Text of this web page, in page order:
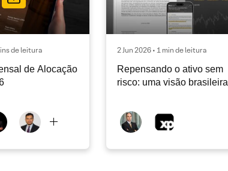
de leitura
de Alocação
2 Jun 2026 • 1 min de leitura
Repensando o ativo sem
risco: uma visão brasileira